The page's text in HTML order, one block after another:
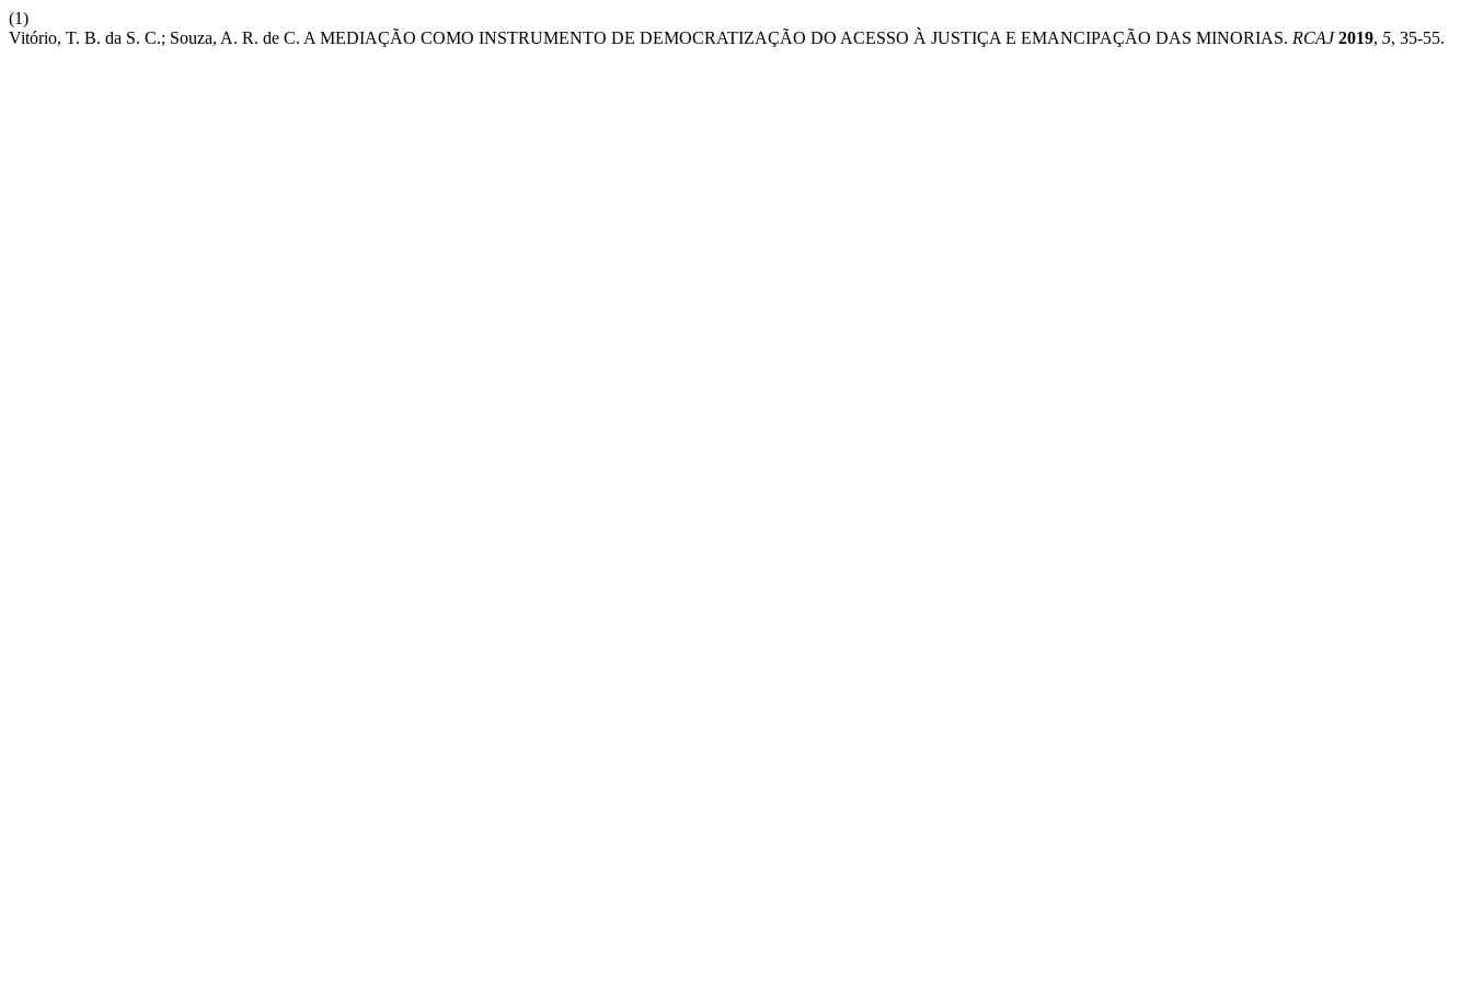
(1)
Vitório, T. B. da S. C.; Souza, A. R. de C. A MEDIAÇÃO COMO INSTRUMENTO DE DEMOCRATIZAÇÃO DO ACESSO À JUSTIÇA E EMANCIPAÇÃO DAS MINORIAS. RCAJ 2019, 5, 35-55.